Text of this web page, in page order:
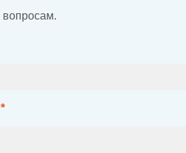
вопросам.
*